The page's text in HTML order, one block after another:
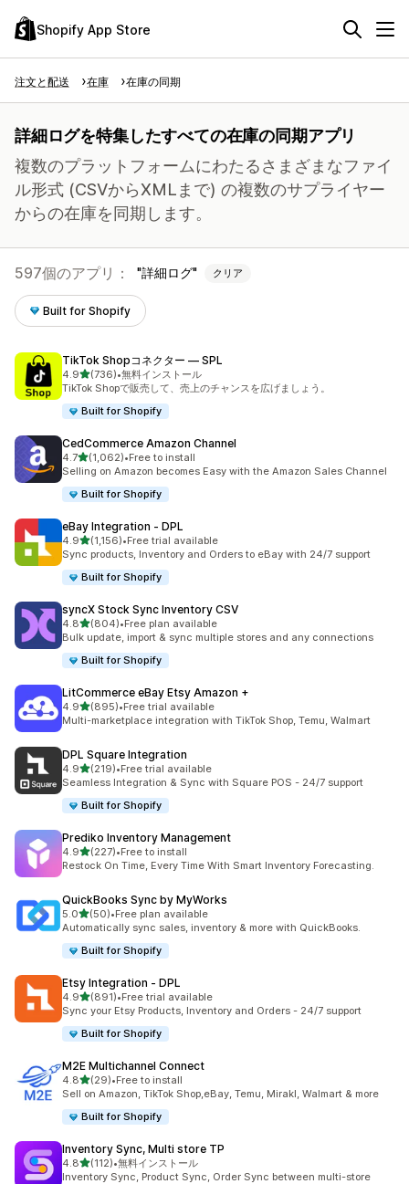
Shopify App Store
注文と配送 在庫 在庫の同期
詳細ログを特集したすべての在庫の同期アプリ
複数のプラットフォームにわたるさまざまなファイ
ル形式 (CSVからXMLまで) の複数のサプライヤー
からの在庫を同期します。
597個のアプリ： 詳細ログ クリア
Built for Shopify
TikTok Shopコネクター — SPL
4.95つ星中
(736)
合計レビュー数：736件
•無料インストール
TikTok Shopで販売して、売上のチャンスを広げましょう。
Built for Shopify
CedCommerce Amazon Channel
4.75つ星中
(1,062)
合計レビュー数：1062件
•Free to install
Selling on Amazon becomes Easy with the Amazon Sales Channel
Built for Shopify
eBay Integration ‑ DPL
4.95つ星中
(1,156)
合計レビュー数：1156件
•Free trial available
Sync products, Inventory and Orders to eBay with 24/7 support
Built for Shopify
syncX Stock Sync Inventory CSV
4.85つ星中
(804)
合計レビュー数：804件
•Free plan available
Bulk update, import & sync multiple stores and any connections
Built for Shopify
LitCommerce eBay Etsy Amazon +
4.95つ星中
(895)
合計レビュー数：895件
•Free trial available
Multi-marketplace integration with TikTok Shop, Temu, Walmart
DPL Square Integration
4.95つ星中
(219)
合計レビュー数：219件
•Free trial available
Seamless Integration & Sync with Square POS - 24/7 support
Built for Shopify
Prediko Inventory Management
4.95つ星中
(227)
合計レビュー数：227件
•Free to install
Restock On Time, Every Time With Smart Inventory Forecasting.
QuickBooks Sync by MyWorks
5.05つ星中
(50)
合計レビュー数：50件
•Free plan available
Automatically sync sales, inventory & more with QuickBooks.
Built for Shopify
Etsy Integration ‑ DPL
4.95つ星中
(891)
合計レビュー数：891件
•Free trial available
Sync your Etsy Products, Inventory and Orders - 24/7 support
Built for Shopify
M2E Multichannel Connect
4.85つ星中
(29)
合計レビュー数：29件
•Free to install
Sell on Amazon, TikTok Shop,eBay, Temu, Mirakl, Walmart & more
Built for Shopify
Inventory Sync, Multi store TP
4.85つ星中
(112)
合計レビュー数：112件
•無料インストール
Inventory Sync, Product Sync, Order Sync between multi-store